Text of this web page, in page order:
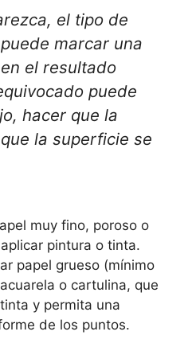
el tipo de
marcar una
el resultado
puede
hacer que la
la superficie se
muy fino, poroso o
pintura o tinta.
papel grueso (mínimo
o cartulina, que
y permita una
de los puntos.